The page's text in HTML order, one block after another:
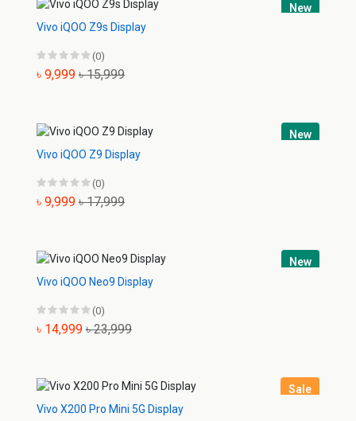
New
Vivo iQOO Z9s Display
(0)
৳ 9,999 ৳ 15,999
New
Vivo iQOO Z9 Display
(0)
৳ 9,999 ৳ 17,999
New
Vivo iQOO Neo9 Display
(0)
৳ 14,999 ৳ 23,999
Sale
Vivo X200 Pro Mini 5G Display